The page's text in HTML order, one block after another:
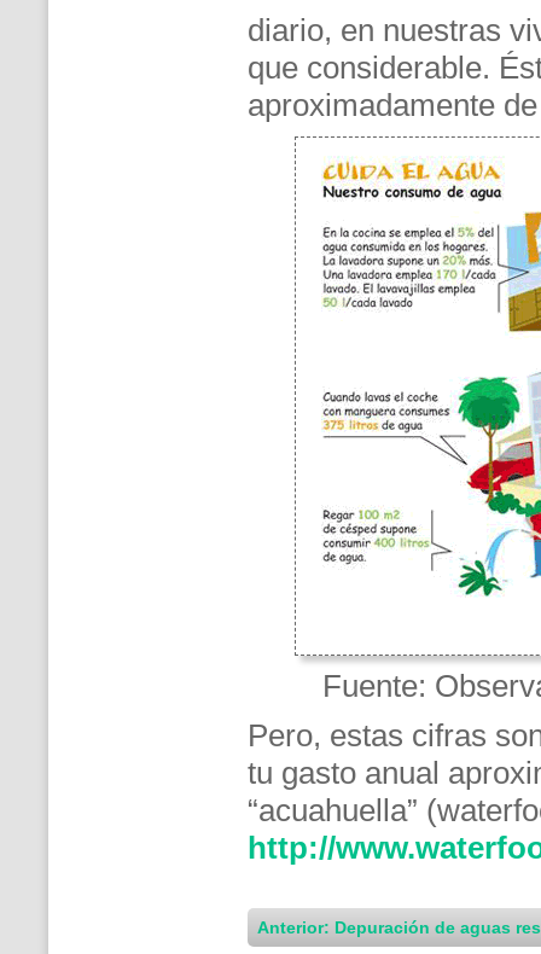
diario, en nuestras
que considerable.
aproximadamente
Fuente:
Pero, estas cifras
tu gasto anual
“acuahuella”
http://
Anterior: Depuración de aguas